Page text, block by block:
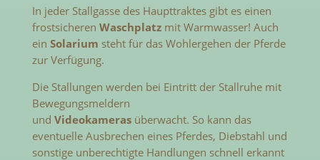
In jeder Stallgasse des Haupttraktes gibt es einen
frostsicheren Waschplatzmit Warmwasser! Auch
ein Solarium steht für das Wohlergehen der Pferde
zur Verfügung.
Die Stallungen werden bei Eintritt der Stallruhe mit
Bewegungsmeldern
und Videokamerasüberwacht. So kann das
eventuelle Ausbrechen eines Pferdes, Diebstahl und
sonstige unberechtigte Handlungen schnell erkannt